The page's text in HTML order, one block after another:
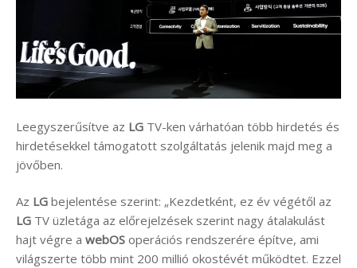
Leegyszerűsítve az LG TV-ken várhatóan több hirdetés és
hirdetésekkel támogatott szolgáltatás jelenik majd meg a
jövőben.
Az LG bejelentése szerint: „Kezdetként, ez év végétől az
LG TV üzletága az előrejelzések szerint nagy átalakulást
hajt végre a webOS operációs rendszerére építve, ami
világszerte több mint 200 millió okostévét működtet. Ezzel